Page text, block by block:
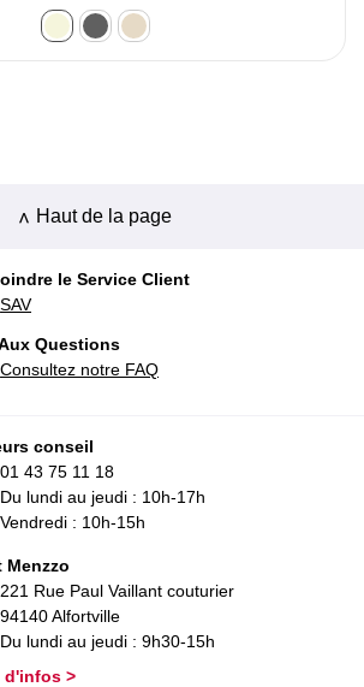
Haut de la page
le Service Client
SAV
Questions
Consultez notre FAQ
conseil
01 43 75 11 18
Du lundi au jeudi : 10h-17h
Vendredi : 10h-15h
Menzzo
221 Rue Paul Vaillant couturier
94140 Alfortville
Du lundi au jeudi : 9h30-15h
d'infos >